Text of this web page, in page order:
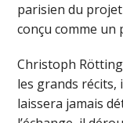
parisien du
conçu comme un
Christoph
les grands récits,
laissera jamais